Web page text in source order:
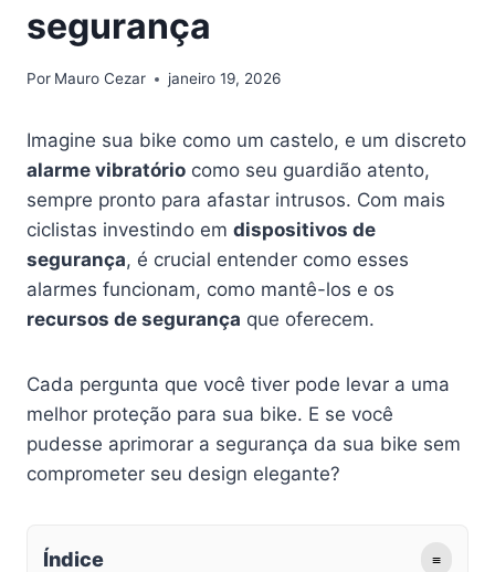
segurança
Por Mauro Cezar janeiro 19, 2026
Imagine sua bike como um castelo, e um discreto
alarme vibratório como seu guardião atento,
sempre pronto para afastar intrusos. Com mais
ciclistas investindo em dispositivos de
segurança, é crucial entender como esses
alarmes funcionam, como mantê-los e os
recursos de segurança que oferecem.
Cada pergunta que você tiver pode levar a uma
melhor proteção para sua bike. E se você
pudesse aprimorar a segurança da sua bike sem
comprometer seu design elegante?
Índice ≡